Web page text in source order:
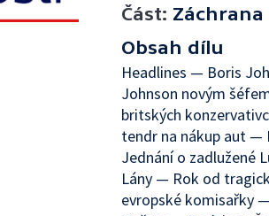
Část:
Obsah dílu
Headlines — Boris
Johnson novým
britských
tendr na nákup aut —
Jednání o zadlužené
Lány — Rok od
evropské komisařky